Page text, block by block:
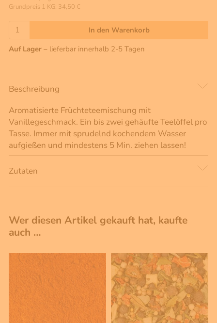
Grundpreis 1 KG: 34,50 €
In den Warenkorb
Auf Lager – lieferbar innerhalb 2-5 Tagen
Beschreibung
Aromatisierte Früchteteemischung mit
Vanillegeschmack. Ein bis zwei gehäufte Teelöffel pro
Tasse. Immer mit sprudelnd kochendem Wasser
aufgießen und mindestens 5 Min. ziehen lassen!
Zutaten
Wer diesen Artikel gekauft hat, kaufte
auch …